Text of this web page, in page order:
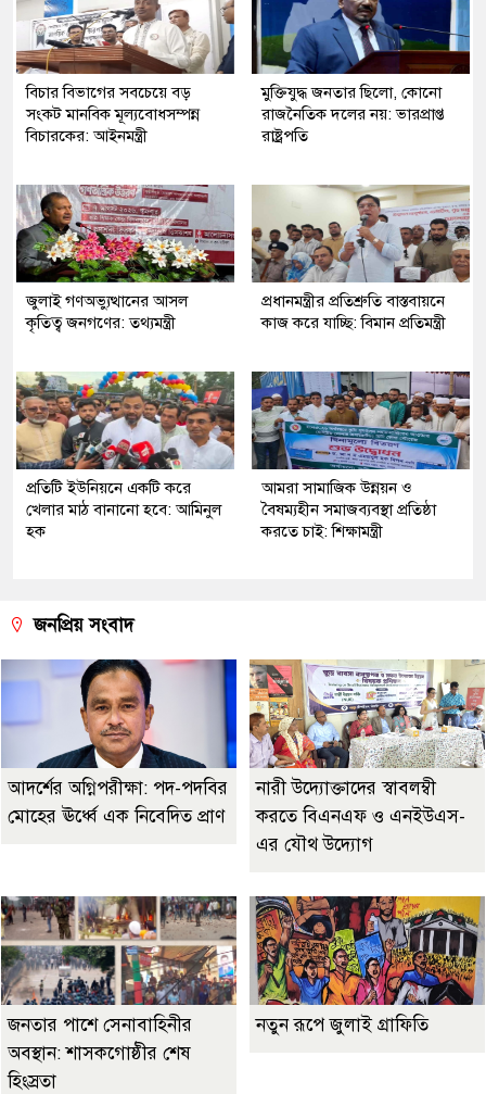
বিচার বিভাগের সবচেয়ে বড়
সংকট মানবিক মূল্যবোধসম্পন্ন
বিচারকের: আইনমন্ত্রী
মুক্তিযুদ্ধ জনতার ছিলো, কোনো
রাজনৈতিক দলের নয়: ভারপ্রাপ্ত
রাষ্ট্রপতি
জুলাই গণঅভ্যুত্থানের আসল
কৃতিত্ব জনগণের: তথ্যমন্ত্রী
প্রধানমন্ত্রীর প্রতিশ্রুতি বাস্তবায়নে
কাজ করে যাচ্ছি: বিমান প্রতিমন্ত্রী
প্রতিটি ইউনিয়নে একটি করে
খেলার মাঠ বানানো হবে: আমিনুল
হক
আমরা সামাজিক উন্নয়ন ও
বৈষম্যহীন সমাজব্যবস্থা প্রতিষ্ঠা
করতে চাই: শিক্ষামন্ত্রী
জনপ্রিয় সংবাদ
আদর্শের অগ্নিপরীক্ষা: পদ-পদবির
মোহের ঊর্ধ্বে এক নিবেদিত প্রাণ
নারী উদ্যোক্তাদের স্বাবলম্বী
করতে বিএনএফ ও এনইউএস-
এর যৌথ উদ্যোগ
জনতার পাশে সেনাবাহিনীর
অবস্থান: শাসকগোষ্ঠীর শেষ
হিংস্রতা
নতুন রূপে জুলাই গ্রাফিতি